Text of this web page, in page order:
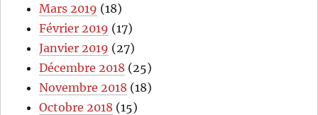
Mars 2019 (18)
Février 2019 (17)
Janvier 2019 (27)
Décembre 2018 (25)
Novembre 2018 (18)
Octobre 2018 (15)